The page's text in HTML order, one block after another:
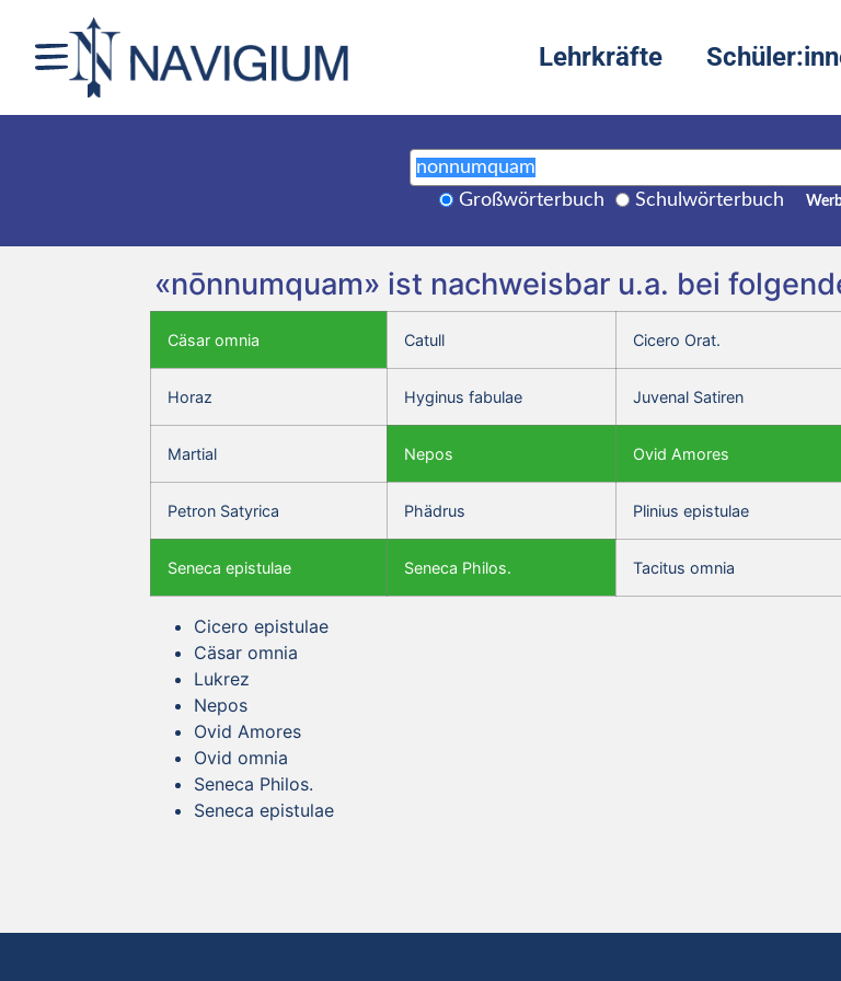
Lehrkräfte
Großwörterbuch Schulwörterbuch
«nōnnumquam» ist nachweisbar u.a. bei
Cäsar omnia Catull Cicero Orat.
Horaz Hyginus fabulae Juvenal Satiren
Martial Nepos Ovid Amores
Petron Satyrica Phädrus Plinius epistulae
Seneca epistulae Seneca Philos. Tacitus omnia
Cicero epistulae
Cäsar omnia
Lukrez
Nepos
Ovid Amores
Ovid omnia
Seneca Philos.
Seneca epistulae